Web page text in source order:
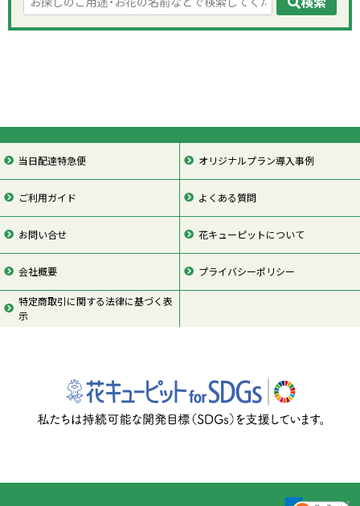
当日配達特急便 オリジナルプラン導入事例
ご利用ガイド よくある質問
お問い合せ 花キューピットについて
会社概要 プライバシーポリシー
特定商取引に関する法律に基づく表
示
ページの先頭